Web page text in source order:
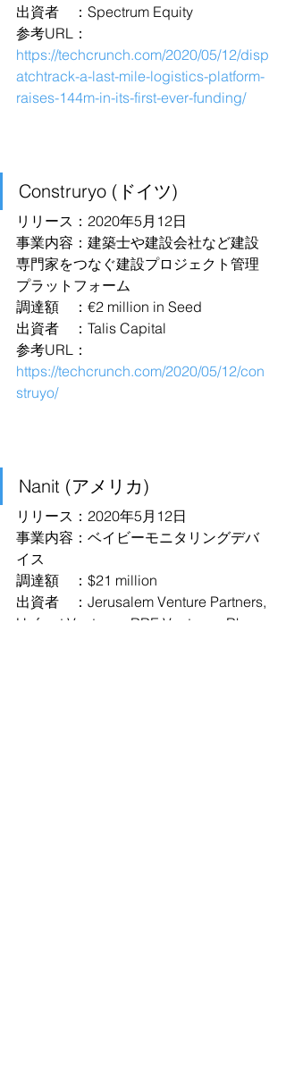
出資者　：Spectrum Equity
参考URL：
https://techcrunch.com/2020/05/12/disp
atchtrack-a-last-mile-logistics-platform-
raises-144m-in-its-first-ever-funding/
Construryo (ドイツ)
リリース：2020年5月12日
事業内容：建築士や建設会社など建設
専門家をつなぐ建設プロジェクト管理
プラットフォーム
調達額　：€2 million in Seed
出資者　：Talis Capital
参考URL：
https://techcrunch.com/2020/05/12/con
struyo/
Nanit (アメリカ)
リリース：2020年5月12日
事業内容：ベイビーモニタリングデバ
イス
調達額　：$21 million
出資者　：Jerusalem Venture Partners,
Upfront Ventures, RRE Ventures, Rho